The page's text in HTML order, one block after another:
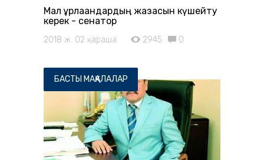
Мал ұрлағандардың жазасын күшейту
керек - сенатор
2018 ж. 02 қараша 2945 0
БАСТЫ МАҚАЛАЛАР